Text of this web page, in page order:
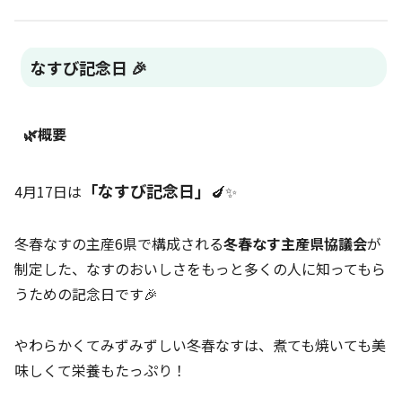
なすび記念日 🎉
🌿概要
4月17日は 「なすび記念日」 🍆✨
冬春なすの主産6県で構成される冬春なす主産県協議会が
制定した、なすのおいしさをもっと多くの人に知ってもら
うための記念日です🎉
やわらかくてみずみずしい冬春なすは、煮ても焼いても美
味しくて栄養もたっぷり！